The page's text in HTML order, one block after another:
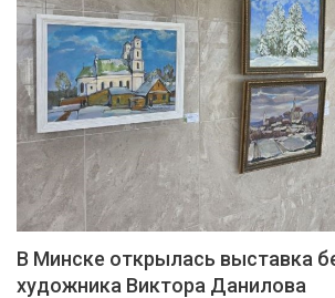
В Минске открылась выставка
художника Виктора Данилова